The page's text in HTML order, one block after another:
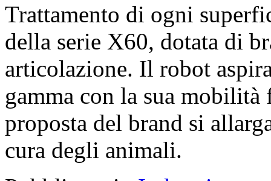
Trattamento di ogni
della serie X60, dotata di
articolazione. Il robot
gamma con la sua
proposta del brand si
cura degli animali.